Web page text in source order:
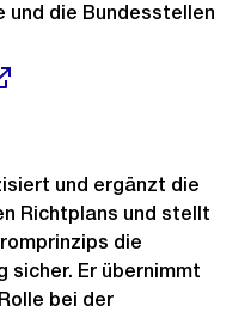
und die Bundesstellen
und ergänzt die
Richtplans und stellt
die
sicher. Er übernimmt
bei der